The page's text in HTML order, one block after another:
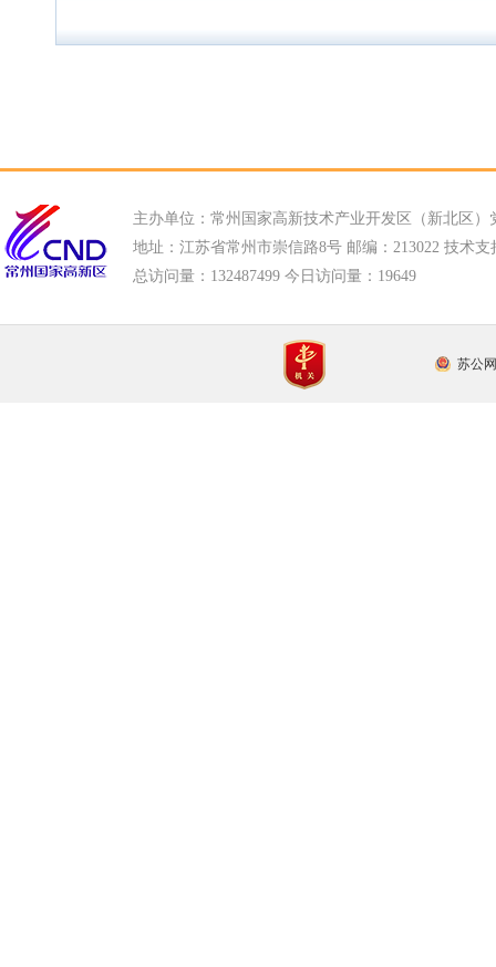
主办单位：常州国家高新技术产业开发区（新北区）
地址：江苏省常州市崇信路8号 邮编：213022 技术支
总访问量： 132487499 今日访问量： 19649
苏公